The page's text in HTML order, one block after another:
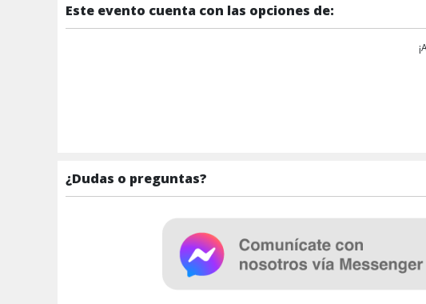
Este evento cuenta con las opciones de:
¿Dudas o preguntas?